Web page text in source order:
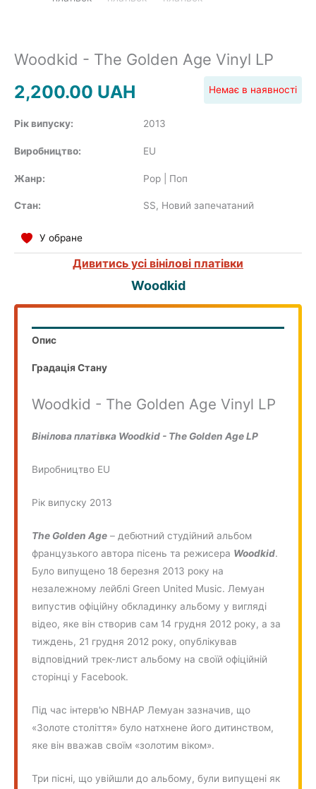
Woodkid - The Golden Age Vinyl LP
2,200.00 UAH Немає в наявності
Рік випуску: 2013
Виробництво: EU
Жанр: Pop | Поп
Стан: SS, Новий запечатаний
У обране
Дивитись усі вінілові платівки
Woodkid
Опис
Градація Стану
Woodkid - The Golden Age Vinyl LP
Вінілова платівка Woodkid - The Golden Age LP
Виробництво EU
Рік випуску 2013
The Golden Age – дебютний студійний альбом
французького автора пісень та режисера Woodkid.
Було випущено 18 березня 2013 року на
незалежному лейблі Green United Music. Лемуан
випустив офіційну обкладинку альбому у вигляді
відео, яке він створив сам 14 грудня 2012 року, а за
тиждень, 21 грудня 2012 року, опублікував
відповідний трек-лист альбому на своїй офіційній
сторінці у Facebook.
Під час інтерв'ю NBHAP Лемуан зазначив, що
«Золоте століття» було натхнене його дитинством,
яке він вважав своїм «золотим віком».
Три пісні, що увійшли до альбому, були випущені як
COMPILATION